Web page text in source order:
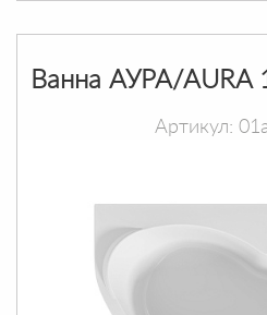
Ванна АУРА/AURA
Артикул: